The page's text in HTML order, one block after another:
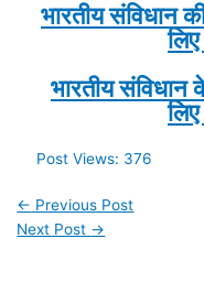
भारतीय संविधान
भारतीय संविधान
Post Views: 376
← Previous Post
Next Post →